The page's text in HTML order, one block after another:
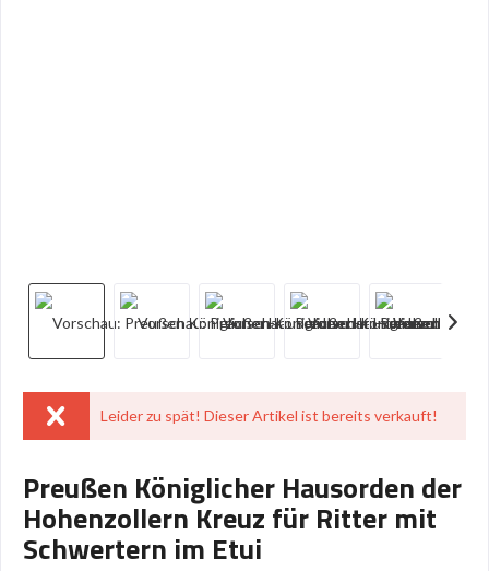
Leider zu spät! Dieser Artikel ist bereits verkauft!
Preußen Königlicher Hausorden der
Hohenzollern Kreuz für Ritter mit
Schwertern im Etui